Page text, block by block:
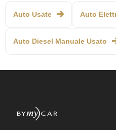
Auto Usate Auto
Auto Diesel Manuale Usato